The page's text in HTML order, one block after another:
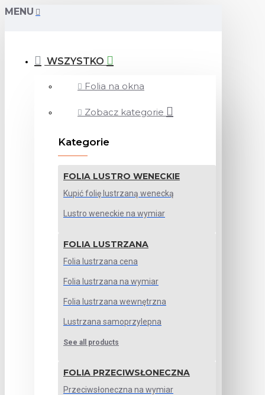
MENU
WSZYSTKO
Folia na okna
Zobacz kategorie
Kategorie
FOLIA LUSTRO WENECKIE
Kupić folię lustrzaną wenecką
Lustro weneckie na wymiar
FOLIA LUSTRZANA
Folia lustrzana cena
Folia lustrzana na wymiar
Folia lustrzana wewnętrzna
Lustrzana samoprzylepna
See all products
FOLIA PRZECIWSŁONECZNA
Przeciwsłoneczna na wymiar